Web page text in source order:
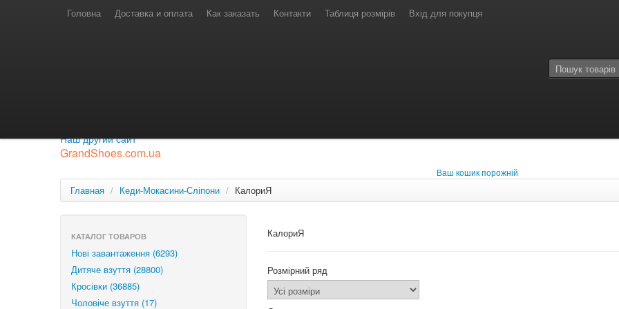
Головна Доставка и оплата Как заказать Контакти Таблиця розмірів Вхід для покупця
Лайф: (063) 527-76-88 МТС: (050) 967-41-33
Наш другий сайт
GrandShoes.com.ua
Ваш кошик порожній
Главная / Кеди-Мокасини-Сліпони / КалориЯ
КАТАЛОГ ТОВАРОВ
Нові завантаження (6293)
Дитяче взуття (28800)
Кросівки (36885)
Чоловіче взуття (17)
КалориЯ
Розмірний ряд